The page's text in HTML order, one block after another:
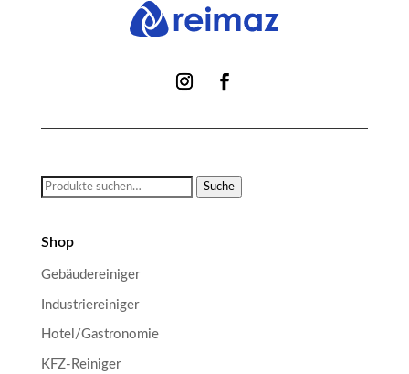
Suche
nach:
Suche
Shop
Gebäudereiniger
Industriereiniger
Hotel/Gastronomie
KFZ-Reiniger